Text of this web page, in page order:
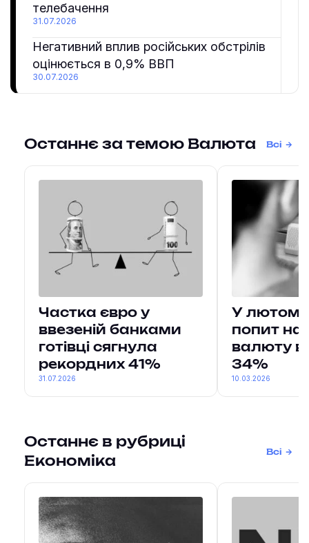
телебачення
31.07.2026
Негативний вплив російських обстрілів
оцінюється в 0,9% ВВП
30.07.2026
Останнє за темою Валюта Всі
Частка євро у
ввезеній банками
готівці сягнула
рекордних 41%
31.07.2026
У
попит
валюту
34%
10.03.2026
Останнє в рубриці
Економіка
Всі